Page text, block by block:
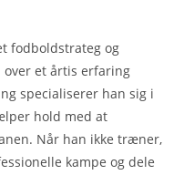
fodboldstrateg og
et årtis erfaring
specialiserer han sig i
hold med at
Når han ikke træner,
kampe og dele